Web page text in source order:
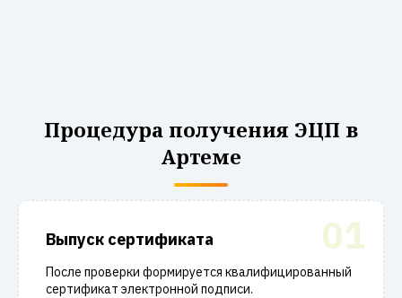
Процедура получения ЭЦП в
Артеме
01
Выпуск сертификата
После проверки формируется квалифицированный
сертификат электронной подписи.